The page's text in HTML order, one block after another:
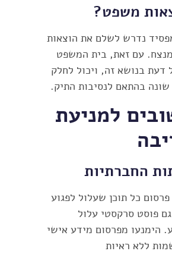
משפט?
נדרש לשלם את הוצאות
עם זאת, בית המשפט
דעת בנושא זה, ויכול לחלק
בהתאם לנסיבות התיק.
למניעת
החברתיות
כל תוכן שעלול לפגוע
פוסט סרקסטי עלול
הימנעו מפרסום מידע אישי
ללא ראיות